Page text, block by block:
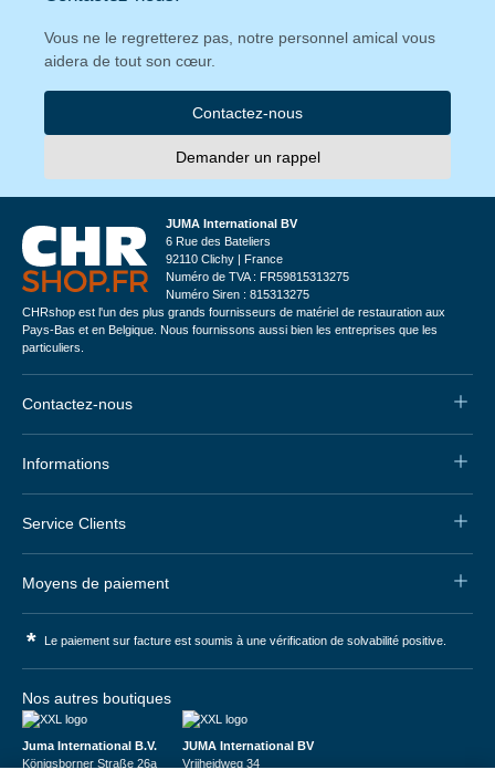
Vous ne le regretterez pas, notre personnel amical vous
aidera de tout son cœur.
Contactez-nous
Demander un rappel
JUMA International BV
6 Rue des Bateliers
92110 Clichy | France
Numéro de TVA : FR59815313275
Numéro Siren : 815313275
CHRshop est l'un des plus grands fournisseurs de matériel de restauration aux
Pays-Bas et en Belgique. Nous fournissons aussi bien les entreprises que les
particuliers.
Contactez-nous
Informations
Service Clients
Moyens de paiement
* Le paiement sur facture est soumis à une vérification de solvabilité positive.
Nos autres boutiques
Juma International B.V.
Königsborner Straße 26a
JUMA International BV
Vrijheidweg 34